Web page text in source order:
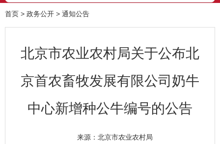
首页 > 政务公开 > 通知公告
北京市农业农村局关于公布北
京首农畜牧发展有限公司奶牛
中心新增种公牛编号的公告
来源： 北京市农业农村局